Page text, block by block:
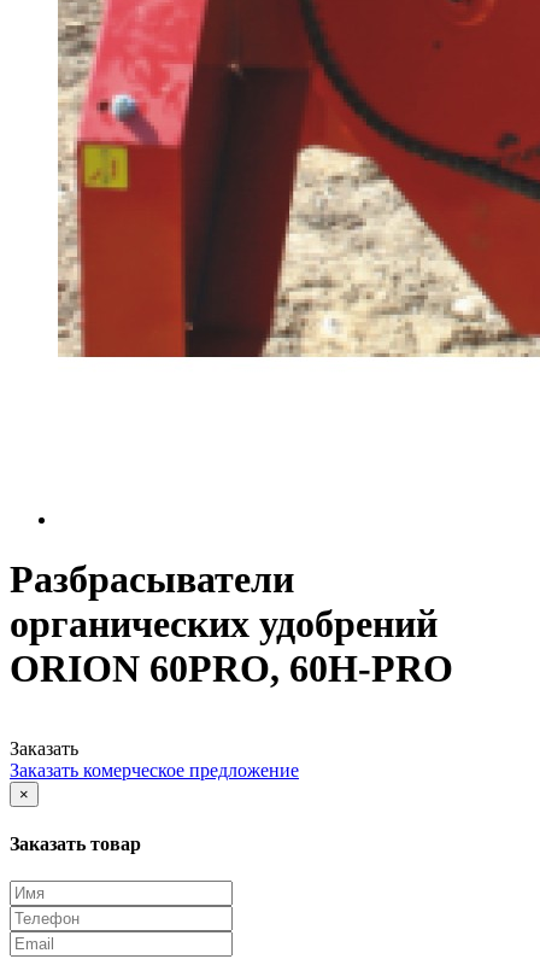
Разбрасыватели
органических удобрений
ORION 60PRO, 60H-PRO
Заказать
Заказать комерческое предложение
×
Заказать товар